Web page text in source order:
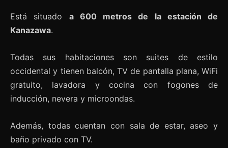
Está situado a 600 metros de la estación de
Kanazawa.
Todas sus habitaciones son suites de estilo
occidental y tienen balcón, TV de pantalla plana, WiFi
gratuito, lavadora y cocina con fogones de
inducción, nevera y microondas.
Además, todas cuentan con sala de estar, aseo y
baño privado con TV.